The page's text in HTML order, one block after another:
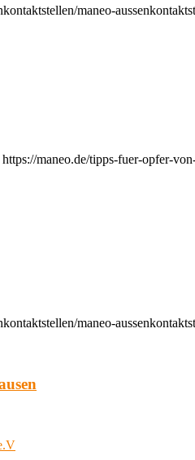
maneo-
maneo.de/tipps-fuer-opfer-
maneo-